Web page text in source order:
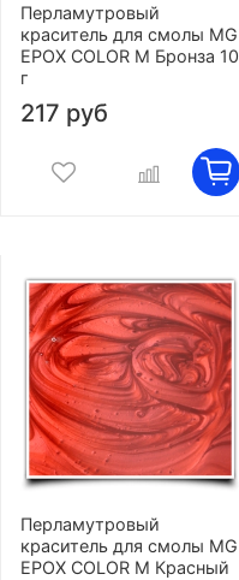
Перламутровый
краситель для смолы MG
EPOX COLOR M Бронза 10
г
217 руб
Перламутровый
краситель для смолы MG
EPOX COLOR M Красный